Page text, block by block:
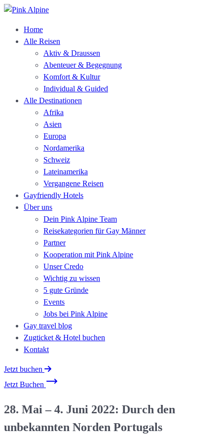
Home
Alle Reisen
Aktiv & Draussen
Abenteuer & Begegnung
Komfort & Kultur
Individual & Guided
Alle Destinationen
Afrika
Asien
Europa
Nordamerika
Schweiz
Lateinamerika
Vergangene Reisen
Gayfriendly Hotels
Über uns
Dein Pink Alpine Team
Reisekategorien für Gay Männer
Partner
Kooperation mit Pink Alpine
Unser Credo
Wichtig zu wissen
5 gute Gründe
Events
Jobs bei Pink Alpine
Gay travel blog
Zugticket & Hotel buchen
Kontakt
Jetzt buchen
Jetzt Buchen
28. Mai – 4. Juni 2022: Durch den
unbekannten Norden Portugals